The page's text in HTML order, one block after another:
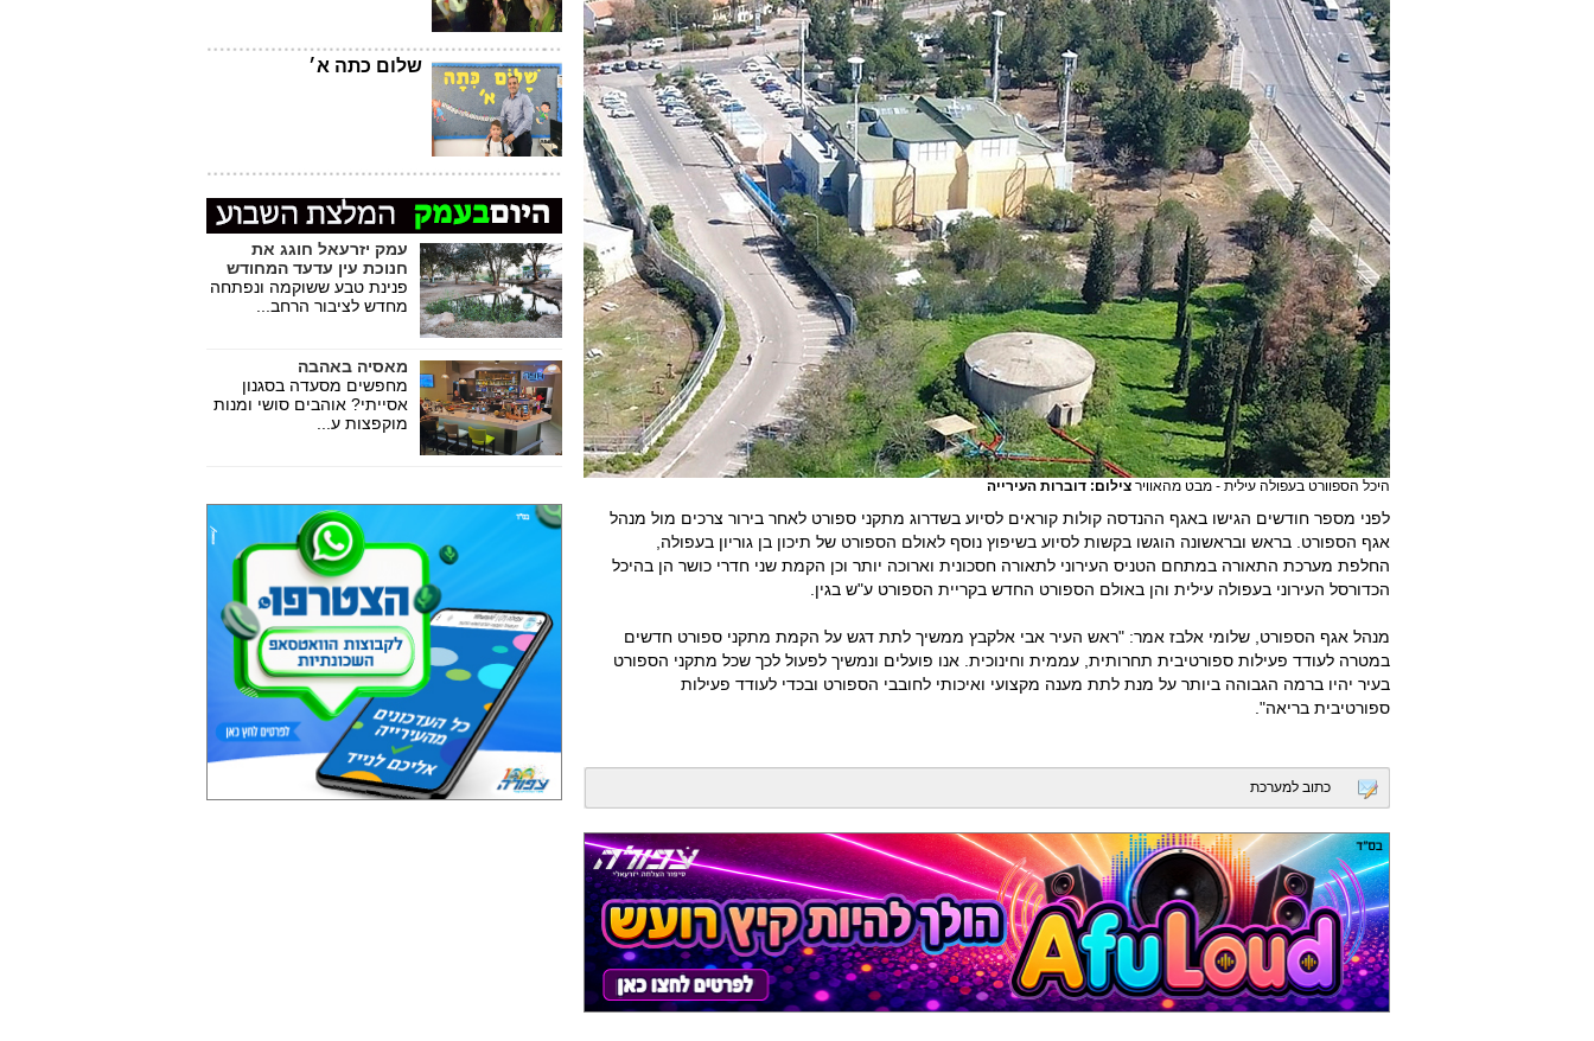
היכל הספוורט בעפולה עילית - מבט מהאוויר צילום: דוברות העירייה
לפני מספר חודשים הגישו באגף ההנדסה קולות קוראים לסיוע בשדרוג מתקני ספורט לאחר בירור צרכים מול מנהל
אגף הספורט. בראש ובראשונה הוגשו בקשות לסיוע בשיפוץ נוסף לאולם הספורט של תיכון בן גוריון בעפולה,
החלפת מערכת התאורה במתחם הטניס העירוני לתאורה חסכונית וארוכה יותר וכן הקמת שני חדרי כושר הן בהיכל
הכדורסל העירוני בעפולה עילית והן באולם הספורט החדש בקריית הספורט ע"ש בגין.
מנהל אגף הספורט, שלומי אלבז אמר: "ראש העיר אבי אלקבץ ממשיך לתת דגש על הקמת מתקני ספורט חדשים
במטרה לעודד פעילות ספורטיבית תחרותית, עממית וחינוכית. אנו פועלים ונמשיך לפעול לכך שכל מתקני הספורט
בעיר יהיו ברמה הגבוהה ביותר על מנת לתת מענה מקצועי ואיכותי לחובבי הספורט ובכדי לעודד פעילות
ספורטיבית בריאה".
כתוב למערכת
שלום כתה א׳
עמק יזרעאל חוגג את
חנוכת עין עדעד המחודש
פנינת טבע ששוקמה ונפתחה
מחדש לציבור הרחב...
מאסיה באהבה
מחפשים מסעדה בסגנון
אסייתי? אוהבים סושי ומנות
מוקפצות ע...